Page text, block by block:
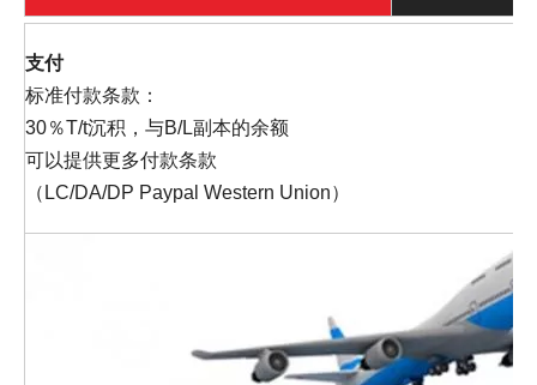
支付
标准付款条款：
30％T/t沉积，与B/L副本的余额
可以提供更多付款条款
（LC/DA/DP Paypal Western Union）